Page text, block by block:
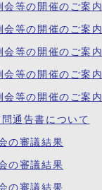
等の開催のご案内
等の開催のご案内
等の開催のご案内
等の開催のご案内
等の開催のご案内
通告書について
の審議結果
の審議結果
の審議結果